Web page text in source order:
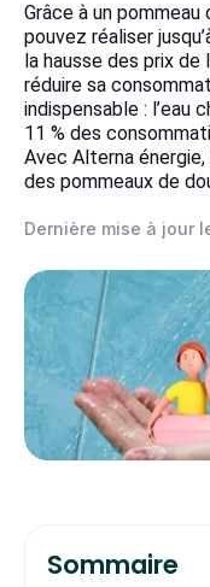
Grâce à un
pouvez réaliser
la hausse des prix de
réduire sa
indispensable : l’eau
11 % des
Avec Alterna
des pommeaux de
Dernière mise à jour
Sommaire